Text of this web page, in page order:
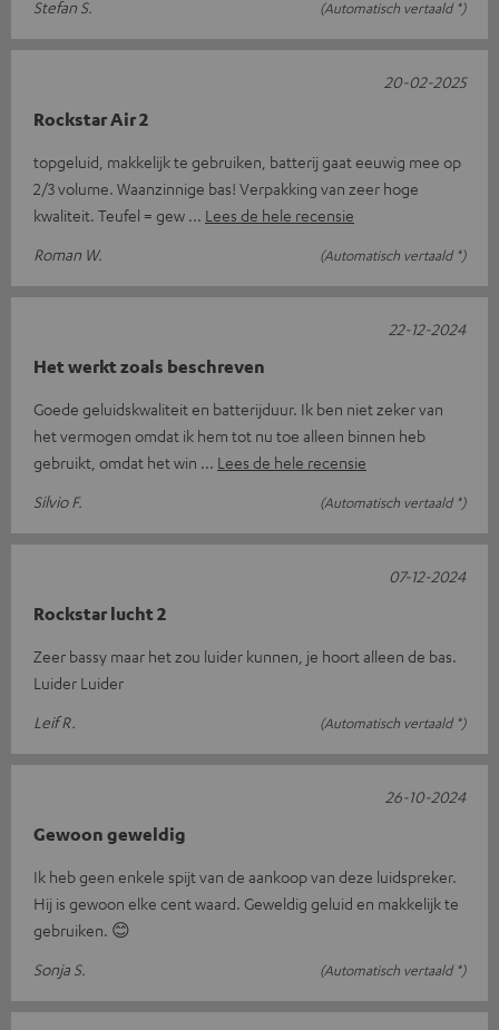
Stefan S. (Automatisch vertaald *)
Rockstar Air 2
topgeluid, makkelijk te gebruiken, batterij gaat eeuwig mee op
2/3 volume. Waanzinnige bas! Verpakking van zeer hoge
kwaliteit. Teufel = gew
Lees de hele recensie
Roman W.
(Automatisch vertaald *)
20-02-2025
Het werkt zoals beschreven
Goede geluidskwaliteit en batterijduur. Ik ben niet zeker van
het vermogen omdat ik hem tot nu toe alleen binnen heb
gebruikt, omdat het win
Lees de hele recensie
Silvio F.
(Automatisch vertaald *)
22-12-2024
Rockstar lucht 2
Zeer bassy maar het zou luider kunnen, je hoort alleen de bas.
Luider Luider
Leif R.
(Automatisch vertaald *)
07-12-2024
Gewoon geweldig
Ik heb geen enkele spijt van de aankoop van deze luidspreker.
Hij is gewoon elke cent waard. Geweldig geluid en makkelijk te
gebruiken. 😊
Sonja S.
(Automatisch vertaald *)
26-10-2024